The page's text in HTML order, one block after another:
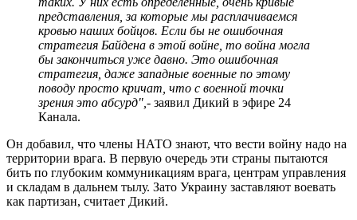
представления, за которые мы расплачиваемся
кровью наших бойцов. Если бы не ошибочная
стратегия Байдена в этой войне, то война могла
бы закончиться уже давно. Это ошибочная
стратегия, даже западные военные по этому
поводу просто кричат, что с военной точки
зрения это абсурд", - заявил Дикий в эфире 24
Канала.
Он добавил, что члены НАТО знают, что вести войну надо на
территории врага. В первую очередь эти страны пытаются
бить по глубоким коммуникациям врага, центрам управления
и складам в дальнем тылу. Зато Украину заставляют воевать
как партизан, считает Дикий.